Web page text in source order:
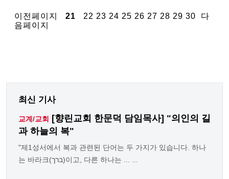
이전페이지 21 22 23 24 25 26 27 28 29 30
다
음페이지
최신 기사
교계/교회
[향린교회 한문덕 담임목사] "의인의 길
과 하늘의 복"
"제1성서에서 복과 관련된 단어는 두 가지가 있습니다. 하나
는 바라크(ברך)이고, 다른 하나는 ... ...